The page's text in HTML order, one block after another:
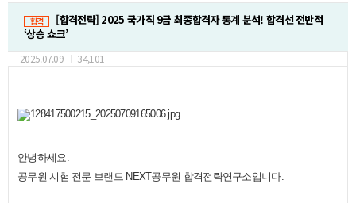
합격
[합격전략] 2025 국가직 9급 최종합격자 통계 분석! 합격선 전반적
‘상승 쇼크’
2025.07.09 34,101
안녕하세요.
공무원 시험 전문 브랜드 NEXT공무원 합격전략연구소입니다.